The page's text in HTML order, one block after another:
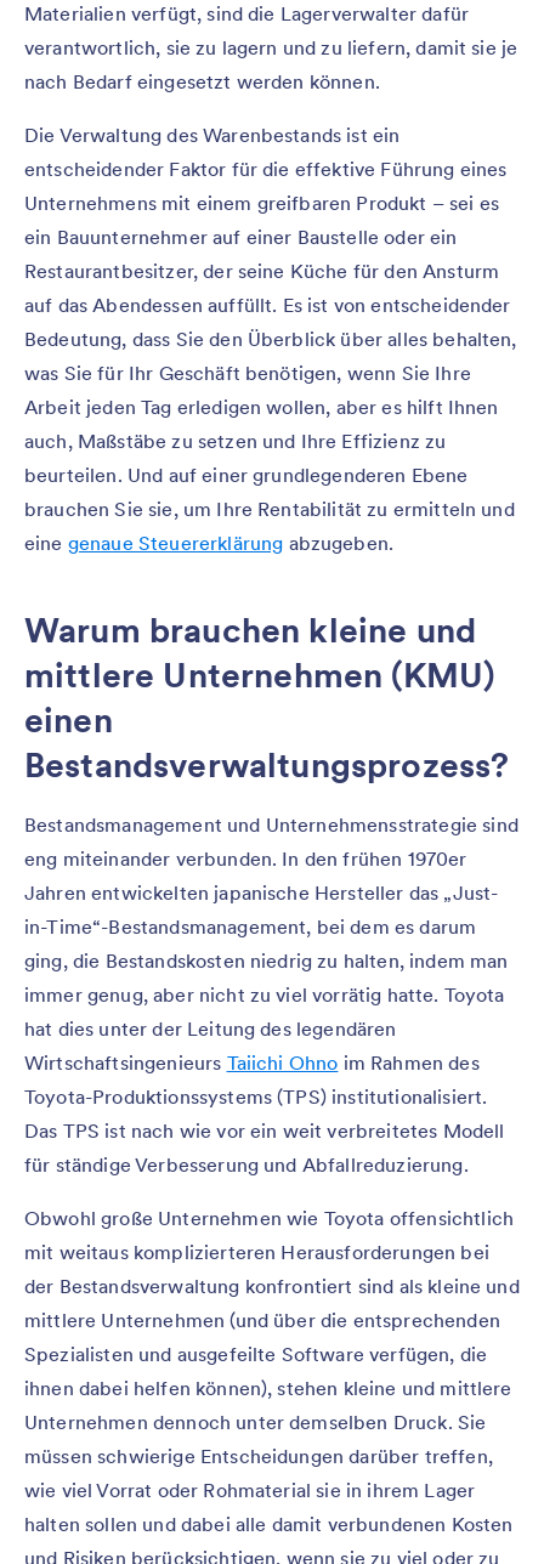
Materialien verfügt, sind die Lagerverwalter dafür
verantwortlich, sie zu lagern und zu liefern, damit sie je
nach Bedarf eingesetzt werden können.
Die Verwaltung des Warenbestands ist ein
entscheidender Faktor für die effektive Führung eines
Unternehmens mit einem greifbaren Produkt – sei es
ein Bauunternehmer auf einer Baustelle oder ein
Restaurantbesitzer, der seine Küche für den Ansturm
auf das Abendessen auffüllt. Es ist von entscheidender
Bedeutung, dass Sie den Überblick über alles behalten,
was Sie für Ihr Geschäft benötigen, wenn Sie Ihre
Arbeit jeden Tag erledigen wollen, aber es hilft Ihnen
auch, Maßstäbe zu setzen und Ihre Effizienz zu
beurteilen. Und auf einer grundlegenderen Ebene
brauchen Sie sie, um Ihre Rentabilität zu ermitteln und
eine genaue Steuererklärung abzugeben.
Warum brauchen kleine und
mittlere Unternehmen (KMU)
einen
Bestandsverwaltungsprozess?
Bestandsmanagement und Unternehmensstrategie sind
eng miteinander verbunden. In den frühen 1970er
Jahren entwickelten japanische Hersteller das „Just-
in-Time“-Bestandsmanagement, bei dem es darum
ging, die Bestandskosten niedrig zu halten, indem man
immer genug, aber nicht zu viel vorrätig hatte. Toyota
hat dies unter der Leitung des legendären
Wirtschaftsingenieurs Taiichi Ohno im Rahmen des
Toyota-Produktionssystems (TPS) institutionalisiert.
Das TPS ist nach wie vor ein weit verbreitetes Modell
für ständige Verbesserung und Abfallreduzierung.
Obwohl große Unternehmen wie Toyota offensichtlich
mit weitaus komplizierteren Herausforderungen bei
der Bestandsverwaltung konfrontiert sind als kleine und
mittlere Unternehmen (und über die entsprechenden
Spezialisten und ausgefeilte Software verfügen, die
ihnen dabei helfen können), stehen kleine und mittlere
Unternehmen dennoch unter demselben Druck. Sie
müssen schwierige Entscheidungen darüber treffen,
wie viel Vorrat oder Rohmaterial sie in ihrem Lager
halten sollen und dabei alle damit verbundenen Kosten
und Risiken berücksichtigen, wenn sie zu viel oder zu